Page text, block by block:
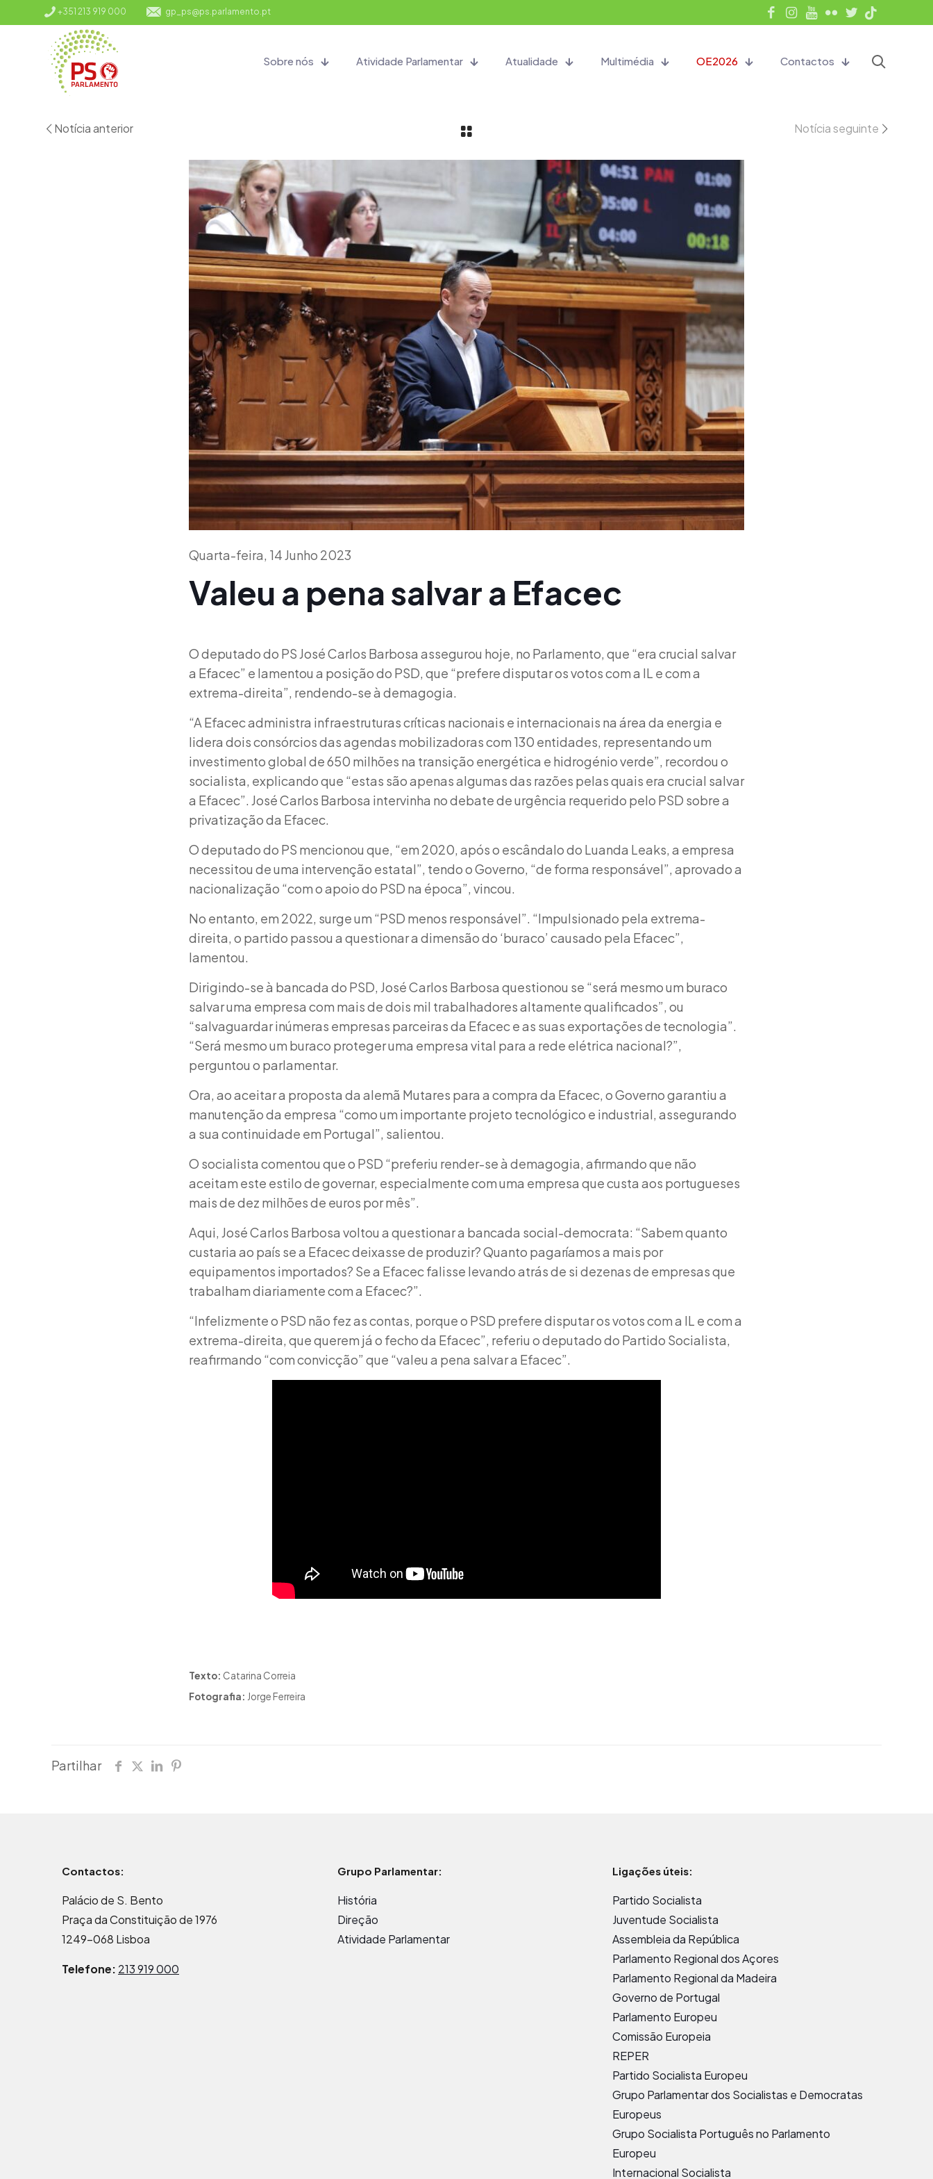
+351 213 919 000 gp_ps@ps.parlamento.pt
Sobre nós Atividade Parlamentar Atualidade Multimédia OE2026 Contactos
Notícia anterior Notícia seguinte
Quarta-feira, 14 Junho 2023
Valeu a pena salvar a Efacec
O deputado do PS José Carlos Barbosa assegurou hoje, no Parlamento, que “era crucial salvar
a Efacec” e lamentou a posição do PSD, que “prefere disputar os votos com a IL e com a
extrema-direita”, rendendo-se à demagogia.
“A Efacec administra infraestruturas críticas nacionais e internacionais na área da energia e
lidera dois consórcios das agendas mobilizadoras com 130 entidades, representando um
investimento global de 650 milhões na transição energética e hidrogénio verde”, recordou o
socialista, explicando que “estas são apenas algumas das razões pelas quais era crucial salvar
a Efacec”. José Carlos Barbosa intervinha no debate de urgência requerido pelo PSD sobre a
privatização da Efacec.
O deputado do PS mencionou que, “em 2020, após o escândalo do Luanda Leaks, a empresa
necessitou de uma intervenção estatal”, tendo o Governo, “de forma responsável”, aprovado a
nacionalização “com o apoio do PSD na época”, vincou.
No entanto, em 2022, surge um “PSD menos responsável”. “Impulsionado pela extrema-
direita, o partido passou a questionar a dimensão do ‘buraco’ causado pela Efacec”,
lamentou.
Dirigindo-se à bancada do PSD, José Carlos Barbosa questionou se “será mesmo um buraco
salvar uma empresa com mais de dois mil trabalhadores altamente qualificados”, ou
“salvaguardar inúmeras empresas parceiras da Efacec e as suas exportações de tecnologia”.
“Será mesmo um buraco proteger uma empresa vital para a rede elétrica nacional?”,
perguntou o parlamentar.
Ora, ao aceitar a proposta da alemã Mutares para a compra da Efacec, o Governo garantiu a
manutenção da empresa “como um importante projeto tecnológico e industrial, assegurando
a sua continuidade em Portugal”, salientou.
O socialista comentou que o PSD “preferiu render-se à demagogia, afirmando que não
aceitam este estilo de governar, especialmente com uma empresa que custa aos portugueses
mais de dez milhões de euros por mês”.
Aqui, José Carlos Barbosa voltou a questionar a bancada social-democrata: “Sabem quanto
custaria ao país se a Efacec deixasse de produzir? Quanto pagaríamos a mais por
equipamentos importados? Se a Efacec falisse levando atrás de si dezenas de empresas que
trabalham diariamente com a Efacec?”.
“Infelizmente o PSD não fez as contas, porque o PSD prefere disputar os votos com a IL e com a
extrema-direita, que querem já o fecho da Efacec”, referiu o deputado do Partido Socialista,
reafirmando “com convicção” que “valeu a pena salvar a Efacec”.
Texto: Catarina Correia
Fotografia: Jorge Ferreira
Partilhar
Contactos:
Palácio de S. Bento
Praça da Constituição de 1976
1249-068 Lisboa
Telefone: 213 919 000
Grupo Parlamentar:
História
Direção
Atividade Parlamentar
Ligações úteis:
Partido Socialista
Juventude Socialista
Assembleia da República
Parlamento Regional dos Açores
Parlamento Regional da Madeira
Governo de Portugal
Parlamento Europeu
Comissão Europeia
REPER
Partido Socialista Europeu
Grupo Parlamentar dos Socialistas e Democratas
Europeus
Grupo Socialista Português no Parlamento
Europeu
Internacional Socialista